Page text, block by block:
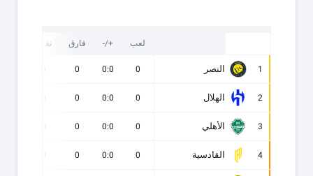
لعب +/- فارق نقاط
1 النصر 0
0:0
0
2 الهلال 0
0:0
0
3 الأهلي 0
0:0
0
4 القادسية 0
0:0
0